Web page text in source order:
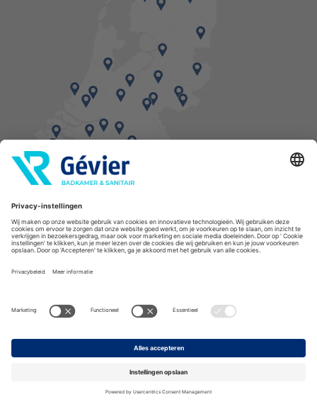
Assortiment
Vind een balie in de buurt
* Bestellingen geplaatst in het weekend worden, mits voorradig, dinsdag geleverd.
Cookies
Algemene voorwaarden